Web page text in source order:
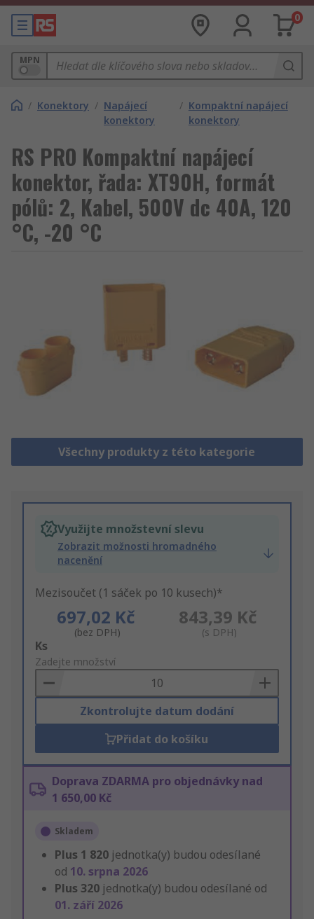
0
MPN
/ Konektory / Napájecí
konektory
/ Kompaktní napájecí
konektory
RS PRO Kompaktní napájecí
konektor, řada: XT90H, formát
pólů: 2, Kabel, 500V dc 40A, 120
°C, -20 °C
Všechny produkty z této kategorie
Využijte množstevní slevu
Zobrazit možnosti hromadného
nacenění
Mezisoučet (1 sáček po 10 kusech)*
697,02 Kč
(bez DPH)
843,39 Kč
(s DPH)
Add
to
Basket
Ks
Zadejte množství
Zkontrolujte datum dodání
Přidat do košíku
Doprava ZDARMA pro objednávky nad
1 650,00 Kč
Skladem
Plus 1 820 jednotka(y) budou odesílané
od 10. srpna 2026
Plus 320 jednotka(y) budou odesílané od
01. září 2026